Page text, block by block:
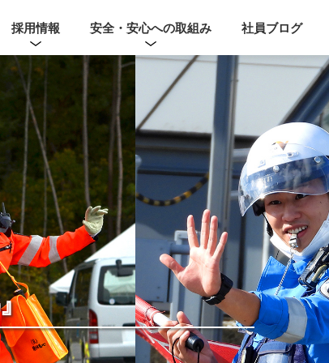
採用情報 安全・安心への取組み 社員ブログ